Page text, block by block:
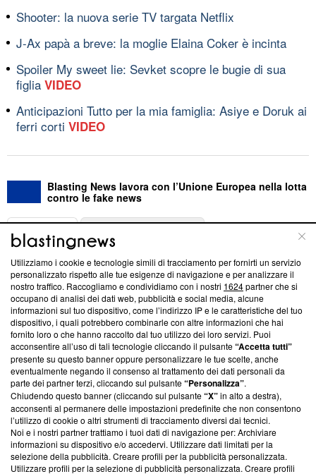
Shooter: la nuova serie TV targata Netflix
J-Ax papà a breve: la moglie Elaina Coker è incinta
Spoiler My sweet lie: Sevket scopre le bugie di sua
figlia VIDEO
Anticipazioni Tutto per la mia famiglia: Asiye e Doruk ai
ferri corti VIDEO
Blasting News lavora con l’Unione Europea nella lotta
contro le fake news
ABOUT
Questa sezione offre informazioni trasparenti su Blasting
News, sui nostri processi editoriali e su come ci impegniamo a
creare news di qualità. Inoltre, afferma la nostra aderenza a
‘Trust Project - News with Integrity’Blasting News non è
ancora membro del programma, ma ha richiesto di farne
parte; Trust Project non ha ancora effettuato una verifica di
conformità agli standard.
Su di noi
Team editoriale
Corporate
Redazione
Utilizziamo i cookie e tecnologie simili di tracciamento per fornirti un servizio
personalizzato rispetto alle tue esigenze di navigazione e per analizzare il
nostro traffico. Raccogliamo e condividiamo con i nostri 1624partner che si
occupano di analisi dei dati web, pubblicità e social media, alcune
informazioni sul tuo dispositivo, come l’indirizzo IP e le caratteristiche del tuo
dispositivo, i quali potrebbero combinarle con altre informazioni che hai
fornito loro o che hanno raccolto dal tuo utilizzo dei loro servizi. Puoi
acconsentire all’uso di tali tecnologie cliccando il pulsante“Accetta tutti”
presente su questo banner oppure personalizzare le tue scelte, anche
eventualmente negando il consenso al trattamento dei dati personali da
parte dei partner terzi, cliccando sul pulsante“Personalizza”.
Chiudendo questo banner (cliccando sul pulsante“X”in alto a destra),
acconsenti al permanere delle impostazioni predefinite che non consentono
l’utilizzo di cookie o altri strumenti di tracciamento diversi dai tecnici.
Noi e i nostri partner trattiamo i tuoi dati di navigazione per: Archiviare
informazioni su dispositivo e/o accedervi. Utilizzare dati limitati per la
selezione della pubblicità. Creare profili per la pubblicità personalizzata.
Utilizzare profili per la selezione di pubblicità personalizzata. Creare profili